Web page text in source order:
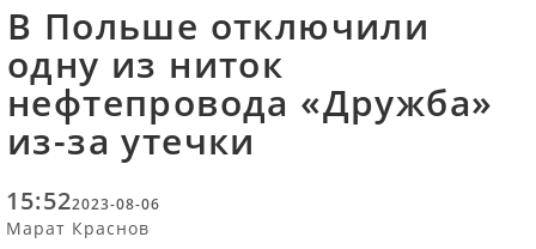
В Польше отключили
одну из ниток
нефтепровода «Дружба»
из-за утечки
15:522023-08-06
Марат Краснов